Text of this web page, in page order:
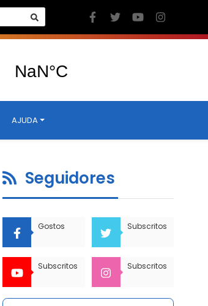
AJUDA
Seguidores
Gostos Subscritos
Subscritos Subscritos